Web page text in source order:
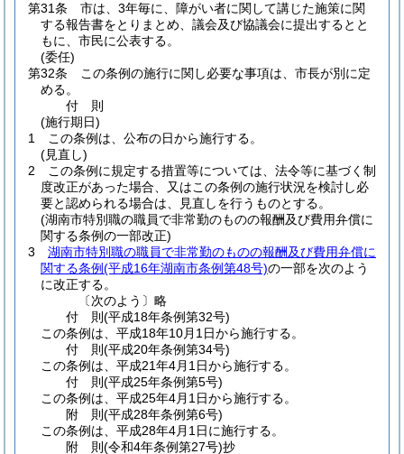
第31条
市は、3年毎に、障がい者に関して講じた施策に関
する報告書をとりまとめ、議会及び協議会に提出するとと
もに、市民に公表する。
(委任)
第32条
この条例の施行に関し必要な事項は、市長が別に定
める。
付 則
(施行期日)
1
この条例は、公布の日から施行する。
(見直し)
2
この条例に規定する措置等については、法令等に基づく制
度改正があった場合、又はこの条例の施行状況を検討し必
要と認められる場合は、見直しを行うものとする。
(湖南市特別職の職員で非常勤のものの報酬及び費用弁償に
関する条例の一部改正)
3
湖南市特別職の職員で非常勤のものの報酬及び費用弁償に
関する条例(平成16年湖南市条例第48号)の一部を次のよう
に改正する。
〔次のよう〕略
付 則(平成18年条例第32号)
この条例は、平成18年10月1日から施行する。
付 則(平成20年条例第34号)
この条例は、平成21年4月1日から施行する。
付 則(平成25年条例第5号)
この条例は、平成25年4月1日から施行する。
附 則(平成28年条例第6号)
この条例は、平成28年4月1日に施行する。
附 則(令和4年条例第27号)抄